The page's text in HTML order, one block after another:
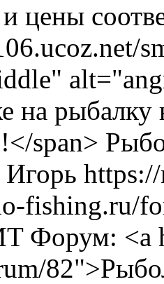
цены
на
span>
Игорь
fishing.ru/
Форум: <a